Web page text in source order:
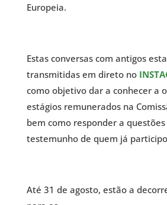
Europeia.
Estas conversas com antigos
transmitidas em direto no
como objetivo dar a conhecer a
estágios remunerados na
bem como responder a
testemunho de quem já
Até 31 de agosto, estão a